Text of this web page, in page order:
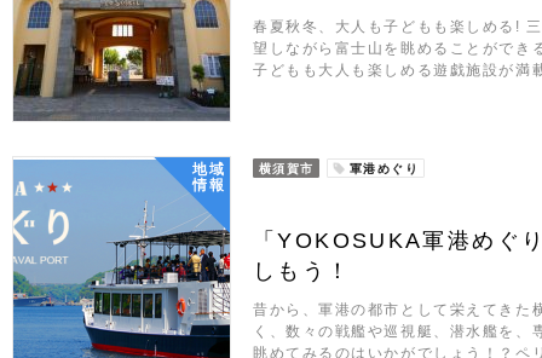
春夏秋冬、大人も子どもも楽しめる!
望しながら富士山を眺めることができ
子どもも大人も楽しめる遊戯施設が満
地域
情報
横須賀市 軍港めぐり
「YOKOSUKA軍港めぐ
しもう！
昔から、軍港の都市として栄えてきた
く、数々の戦艦や巡視艇、潜水艦を
眺めてみるのはいかがでしょう！？